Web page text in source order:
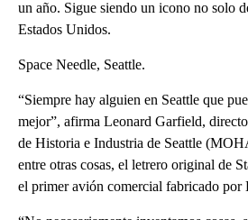
un año. Sigue siendo un icono no solo
Estados Unidos.
Space Needle, Seattle.
“Siempre hay alguien en Seattle que
mejor”, afirma Leonard Garfield,
de Historia e Industria de Seattle
entre otras cosas, el letrero original de
el primer avión comercial fabricado por